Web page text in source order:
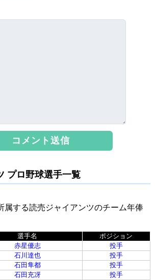
プロ野球選手一覧
属する読売ジャイアンツのチーム年俸
選手名
ポジション
赤星優志
投手
石川達也
投手
石田隼都
投手
石田充冴
投手